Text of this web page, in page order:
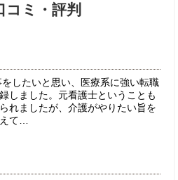
コミ・評判
したいと思い、医療系に強い転職
しました。元看護士ということも
れましたが、介護がやりたい旨を
て…